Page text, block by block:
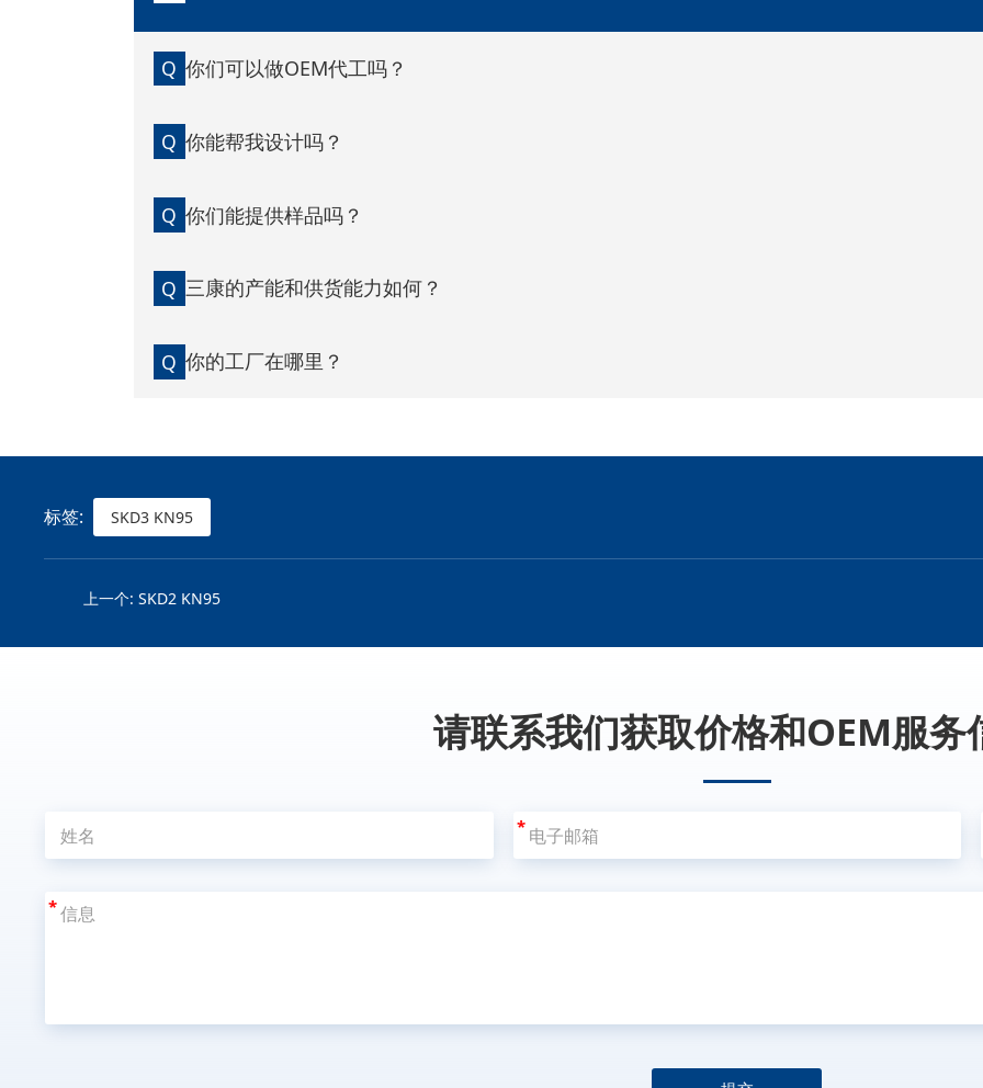
Q 你们可以做OEM代工吗？
Q 你能帮我设计吗？
Q 你们能提供样品吗？
Q 三康的产能和供货能力如何？
Q 你的工厂在哪里？
标签: SKD3 KN95
上一个: SKD2 KN95
请联系我们获取价格和OEM服务
*
*